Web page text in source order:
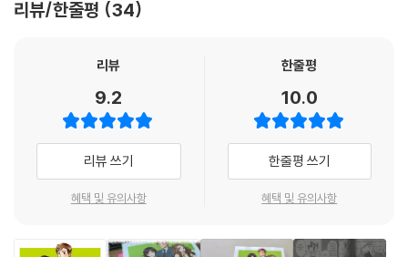
실천을 위한 다양한 진단법과 질문들?생활양식 진단, 감정 지도, 열등감
부분까지 포함한 ‘자신’을 인정하고 받아들이는 방법이 담겨 있다.
만화 속 등장인물들은 우리 자신 혹은 우리의 주변 사람들과 닮아 있다. 그
들의 이야기에 귀를 기울이다 보면, 실생활에서 우리가 마주하는 사람들과
의 관계에도 도움이 될 만한 실천방안들을 발견할 수 있을 것이다. 또한 대
인관계에서 비롯되는 고민과 갈등을 해결할 수 있는 방법을 제시한다.
모두에게 인정을 받고자 하지만 뜻대로 되지 않아 실의에 빠져 있는 당신
리뷰/한줄평 34
리뷰
9.2
리뷰 쓰기
혜택 및 유의사항
한줄평
10.0
한줄평 쓰기
혜택 및 유의사항